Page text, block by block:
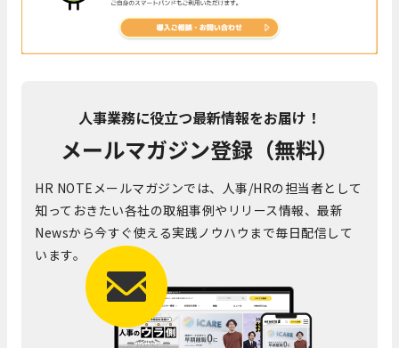
人事業務に役立つ最新情報をお届け！
メールマガジン登録（無料）
HR NOTEメールマガジンでは、人事/HRの担当者として
知っておきたい各社の取組事例やリリース情報、最新
Newsから今すぐ使える実践ノウハウまで毎日配信して
います。